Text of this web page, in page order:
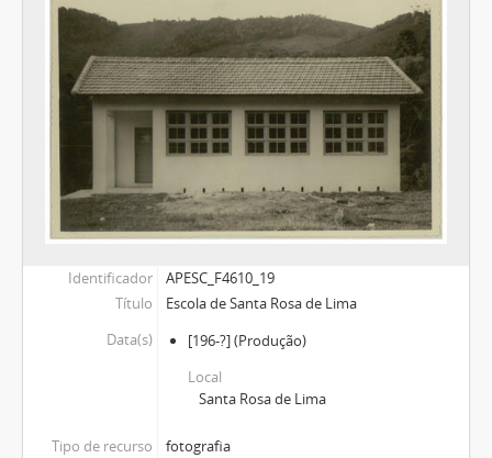
Identificador
APESC_F4610_19
Título
Escola de Santa Rosa de Lima
Data(s)
[196-?](Produção)
Local
Santa Rosa de Lima
Tipo de recurso
fotografia